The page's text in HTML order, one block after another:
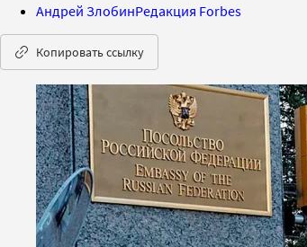
Андрей ЗлобинРедакция Forbes
Копировать ссылку